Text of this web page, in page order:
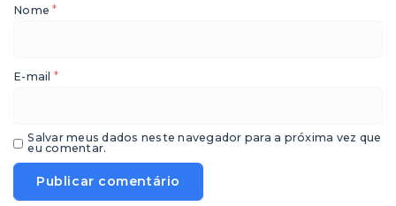
Nome*
E-mail *
Salvar meus dados neste navegador para a próxima vez que
eu comentar.